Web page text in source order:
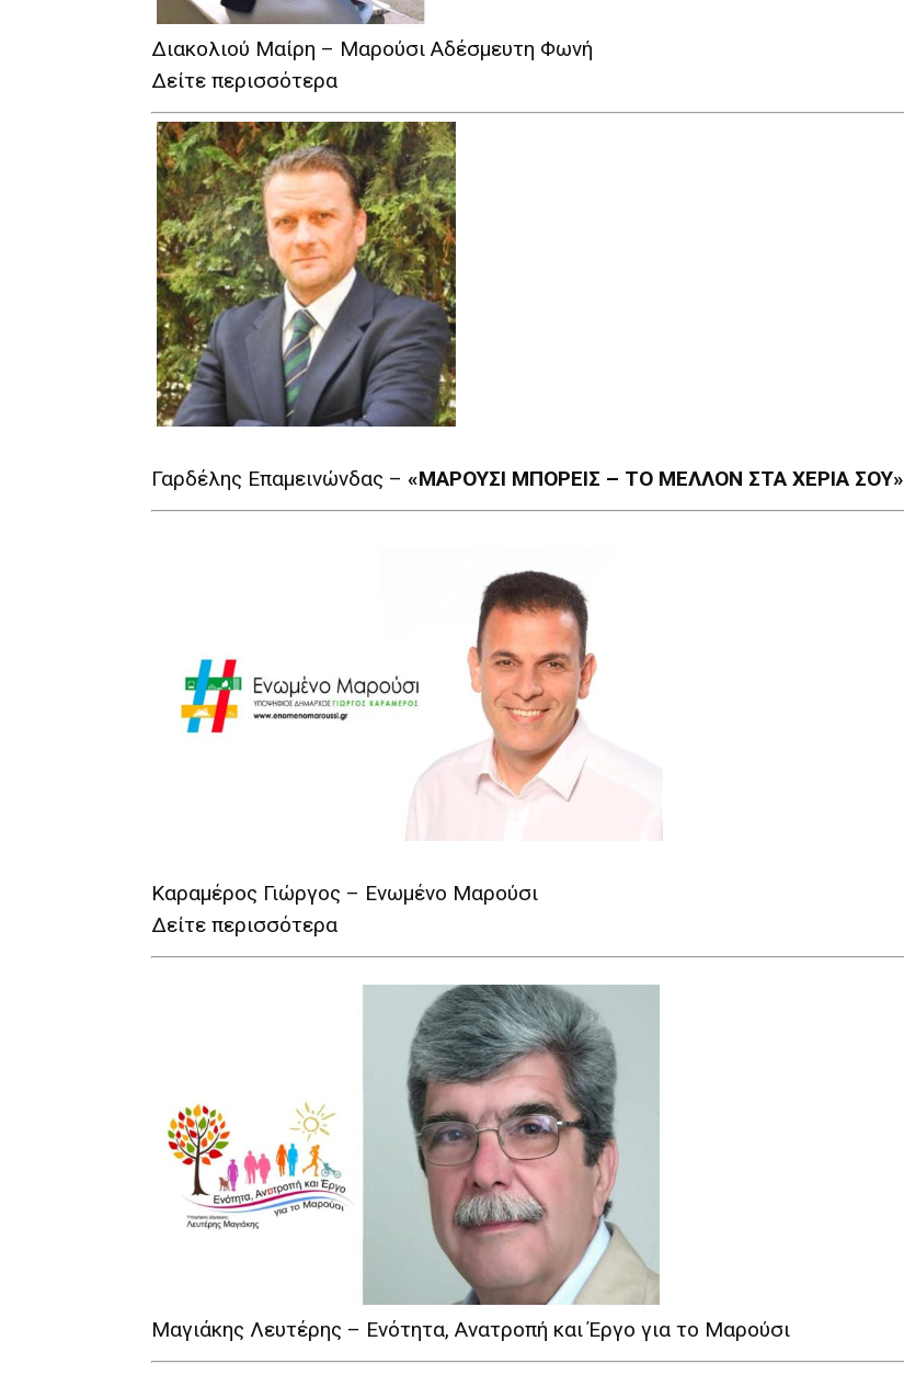
Διακολιού Μαίρη – Μαρούσι Αδέσμευτη Φωνή
Δείτε περισσότερα
Γαρδέλης Επαμεινώνδας – «ΜΑΡΟΥΣΙ ΜΠΟΡΕΙΣ – ΤΟ ΜΕΛΛΟΝ ΣΤΑ ΧΕΡΙΑ ΣΟΥ»
Καραμέρος Γιώργος – Ενωμένο Μαρούσι
Δείτε περισσότερα
Μαγιάκης Λευτέρης – Ενότητα, Ανατροπή και Έργο για το Μαρούσι